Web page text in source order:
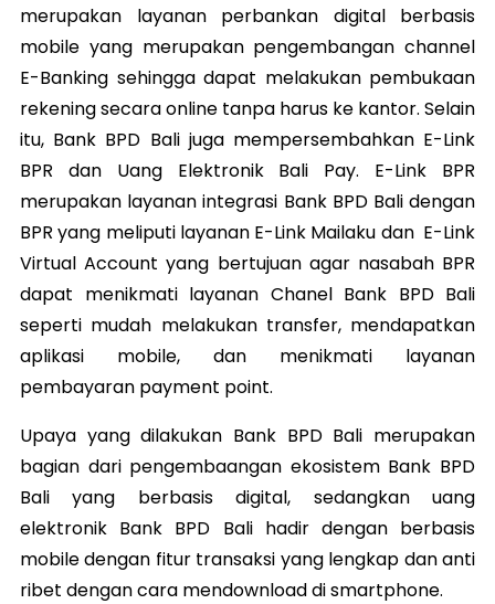
merupakan layanan perbankan digital berbasis
mobile yang merupakan pengembangan channel
E-Banking sehingga dapat melakukan pembukaan
rekening secara online tanpa harus ke kantor. Selain
itu, Bank BPD Bali juga mempersembahkan E-Link
BPR dan Uang Elektronik Bali Pay. E-Link BPR
merupakan layanan integrasi Bank BPD Bali dengan
BPR yang meliputi layanan E-Link Mailaku dan E-Link
Virtual Account yang bertujuan agar nasabah BPR
dapat menikmati layanan Chanel Bank BPD Bali
seperti mudah melakukan transfer, mendapatkan
aplikasi mobile, dan menikmati layanan
pembayaran payment point.
Upaya yang dilakukan Bank BPD Bali merupakan
bagian dari pengembaangan ekosistem Bank BPD
Bali yang berbasis digital, sedangkan uang
elektronik Bank BPD Bali hadir dengan berbasis
mobile dengan fitur transaksi yang lengkap dan anti
ribet dengan cara mendownload di smartphone.